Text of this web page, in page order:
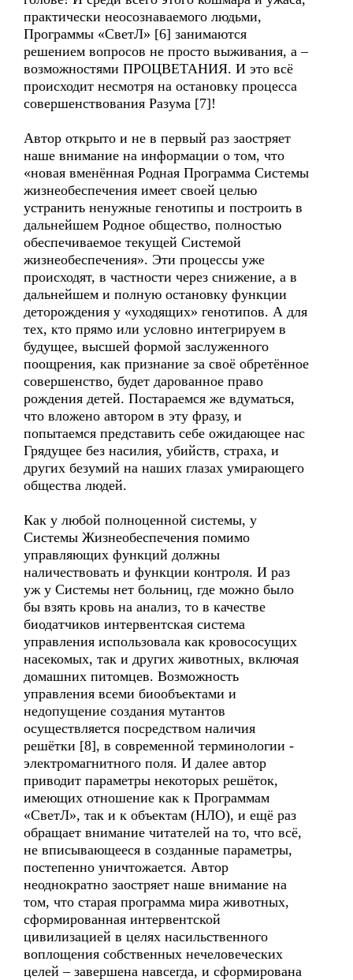
практически неосознаваемого людьми,
Программы «СветЛ» [6] занимаются
решением вопросов не просто выживания, а –
возможностями ПРОЦВЕТАНИЯ. И это всё
происходит несмотря на остановку процесса
совершенствования Разума [7]!
Автор открыто и не в первый раз заостряет
наше внимание на информации о том, что
«новая вменённая Родная Программа Системы
жизнеобеспечения имеет своей целью
устранить ненужные генотипы и построить в
дальнейшем Родное общество, полностью
обеспечиваемое текущей Системой
жизнеобеспечения». Эти процессы уже
происходят, в частности через снижение, а в
дальнейшем и полную остановку функции
деторождения у «уходящих» генотипов. А для
тех, кто прямо или условно интегрируем в
будущее, высшей формой заслуженного
поощрения, как признание за своё обретённое
совершенство, будет дарованное право
рождения детей. Постараемся же вдуматься,
что вложено автором в эту фразу, и
попытаемся представить себе ожидающее нас
Грядущее без насилия, убийств, страха, и
других безумий на наших глазах умирающего
общества людей.
Как у любой полноценной системы, у
Системы Жизнеобеспечения помимо
управляющих функций должны
наличествовать и функции контроля. И раз
уж у Системы нет больниц, где можно было
бы взять кровь на анализ, то в качестве
биодатчиков интервентская система
управления использовала как кровососущих
насекомых, так и других животных, включая
домашних питомцев. Возможность
управления всеми биообъектами и
недопущение создания мутантов
осуществляется посредством наличия
решётки [8], в современной терминологии -
электромагнитного поля. И далее автор
приводит параметры некоторых решёток,
имеющих отношение как к Программам
«СветЛ», так и к объектам (НЛО), и ещё раз
обращает внимание читателей на то, что всё,
не вписывающееся в созданные параметры,
постепенно уничтожается. Автор
неоднократно заостряет наше внимание на
том, что старая программа мира животных,
сформированная интервентской
цивилизацией в целях насильственного
воплощения собственных нечеловеческих
целей – завершена навсегда, и сформирована